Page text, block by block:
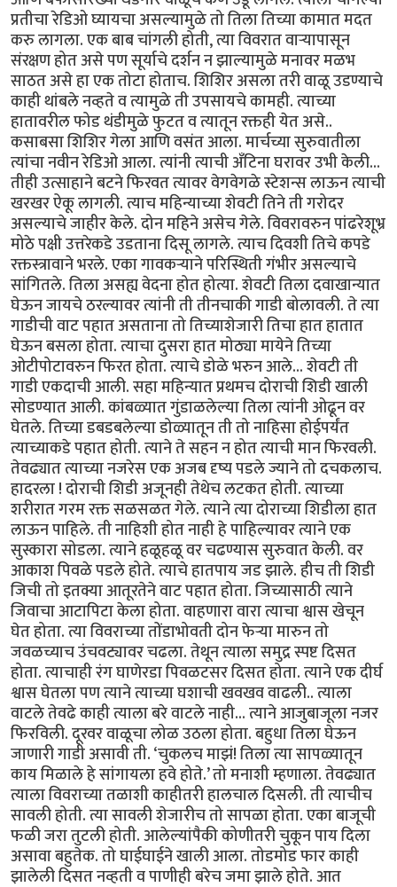
प्रतीचा रेडिओ घ्यायचा असल्यामुळे तो तिला तिच्या कामात मदत
करु लागला. एक बाब चांगली होती, त्या विवरात वार्‍यापासून
संरक्षण होत असे पण सूर्याचे दर्शन न झाल्यामुळे मनावर मळभ
साठत असे हा एक तोटा होताच. शिशिर असला तरी वाळू उडण्याचे
काही थांबले नव्हते व त्यामुळे ती उपसायचे कामही. त्याच्या
हातावरील फोड थंडीमुळे फुटत व त्यातून रक्तही येत असे..
कसाबसा शिशिर गेला आणि वसंत आला. मार्चच्या सुरुवातीला
त्यांचा नवीन रेडिओ आला. त्यांनी त्याची अँटिना घरावर उभी केली...
तीही उत्साहाने बटने फिरवत त्यावर वेगवेगळे स्टेशन्स लाऊन त्याची
खरखर ऐकू लागली. त्याच महिन्याच्या शेवटी तिने ती गरोदर
असल्याचे जाहीर केले. दोन महिने असेच गेले. विवरावरुन पांढरेशूभ्र
मोठे पक्षी उत्तरेकडे उडताना दिसू लागले. त्याच दिवशी तिचे कपडे
रक्तस्त्रावाने भरले. एका गावकर्‍याने परिस्थिती गंभीर असल्याचे
सांगितले. तिला असह्य वेदना होत होत्या. शेवटी तिला दवाखान्यात
घेऊन जायचे ठरल्यावर त्यांनी ती तीनचाकी गाडी बोलावली. ते त्या
गाडीची वाट पहात असताना तो तिच्याशेजारी तिचा हात हातात
घेऊन बसला होता. त्याचा दुसरा हात मोठ्या मायेने तिच्या
ओटीपोटावरुन फिरत होता. त्याचे डोळे भरुन आले... शेवटी ती
गाडी एकदाची आली. सहा महिन्यात प्रथमच दोराची शिडी खाली
सोडण्यात आली. कांबळ्यात गुंडाळलेल्या तिला त्यांनी ओढून वर
घेतले. तिच्या डबडबलेल्या डोळ्यातून ती तो नाहिसा होईपर्यंत
त्याच्याकडे पहात होती. त्याने ते सहन न होत त्याची मान फिरवली.
तेवढ्यात त्याच्या नजरेस एक अजब दृष्य पडले ज्याने तो दचकलाच.
हादरला ! दोराची शिडी अजूनही तेथेच लटकत होती. त्याच्या
शरीरात गरम रक्त सळसळत गेले. त्याने त्या दोराच्या शिडीला हात
लाऊन पाहिले. ती नाहिशी होत नाही हे पाहिल्यावर त्याने एक
सुस्कारा सोडला. त्याने हळूहळू वर चढण्यास सुरुवात केली. वर
आकाश पिवळे पडले होते. त्याचे हातपाय जड झाले. हीच ती शिडी
जिची तो इतक्या आतूरतेने वाट पहात होता. जिच्यासाठी त्याने
जिवाचा आटापिटा केला होता. वाहणारा वारा त्याचा श्वास खेचून
घेत होता. त्या विवराच्या तोंडाभोवती दोन फेर्‍या मारुन तो
जवळच्याच उंचवट्यावर चढला. तेथून त्याला समुद्र स्पष्ट दिसत
होता. त्याचाही रंग घाणेरडा पिवळटसर दिसत होता. त्याने एक दीर्घ
श्वास घेतला पण त्याने त्याच्या घशाची खवखव वाढली.. त्याला
वाटले तेवढे काही त्याला बरे वाटले नाही... त्याने आजुबाजूला नजर
फिरविली. दूरवर वाळूचा लोळ उठला होता. बहुधा तिला घेऊन
जाणारी गाडी असावी ती. ‘चुकलच माझं! तिला त्या सापळ्यातून
काय मिळाले हे सांगायला हवे होते.’ तो मनाशी म्हणाला. तेवढ्यात
त्याला विवराच्या तळाशी काहीतरी हालचाल दिसली. ती त्याचीच
सावली होती. त्या सावली शेजारीच तो सापळा होता. एका बाजूची
फळी जरा तुटली होती. आलेल्यांपैकी कोणीतरी चुकून पाय दिला
असावा बहुतेक. तो घाईघाईने खाली आला. तोडमोड फार काही
झालेली दिसत नव्हती व पाणीही बरेच जमा झाले होते. आत